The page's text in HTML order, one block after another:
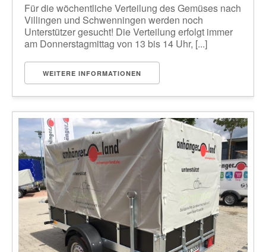
Für die wöchentliche Verteilung des Gemüses nach
Villingen und Schwenningen werden noch
Unterstützer gesucht! Die Verteilung erfolgt immer
am Donnerstagmittag von 13 bis 14 Uhr, [...]
WEITERE INFORMATIONEN